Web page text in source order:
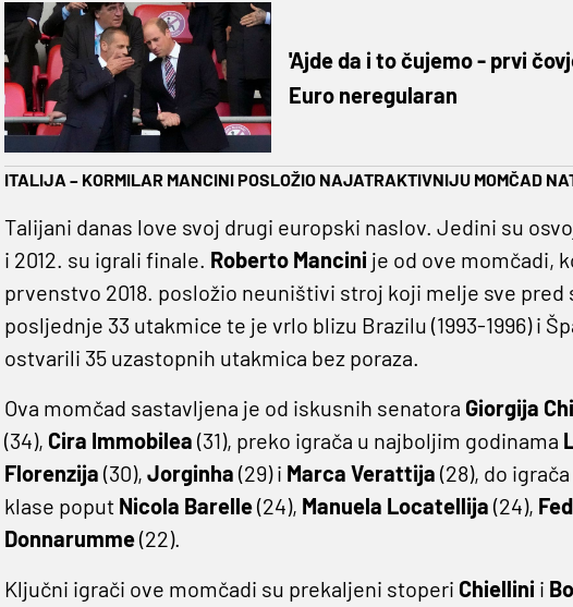
'Ajde da i to čujemo - prvi
Euro neregularan
ITALIJA – KORMILAR MANCINI POSLOŽIO NAJATRAKTIVNIJU MOMČAD
Talijani danas love svoj drugi europski naslov. Jedini su
i 2012. su igrali finale. Roberto Mancini je od ove momčadi,
prvenstvo 2018. posložio neuništivi stroj koji melje sve
posljednje 33 utakmice te je vrlo blizu Brazilu (1993-1996) i
ostvarili 35 uzastopnih utakmica bez poraza.
Ova momčad sastavljena je od iskusnih senatora Giorgija
(34), Cira Immobilea (31), preko igrača u najboljim godinama
Florenzija (30), Jorginha (29) i Marca Verattija (28), do
klase poput Nicola Barelle(24), Manuela Locatellija (24),
Donnarumme(22).
Ključni igrači ove momčadi su prekaljeni stoperi Chiellini i